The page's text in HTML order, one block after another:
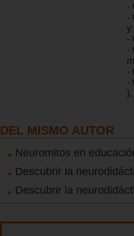
-
-
y
-
-
-
-
).
DEL MISMO AUTOR
Neuromitos en
Descubrir la
Descubrir la